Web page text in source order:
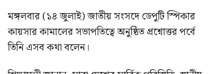
মঙ্গলবার (১৪ জুলাই) জাতীয় সংসদে ডেপুটি স্পিকার
কায়সার কামালের সভাপতিত্বে অনুষ্ঠিত প্রশ্নোত্তর পর্বে
তিনি এসব কথা বলেন।